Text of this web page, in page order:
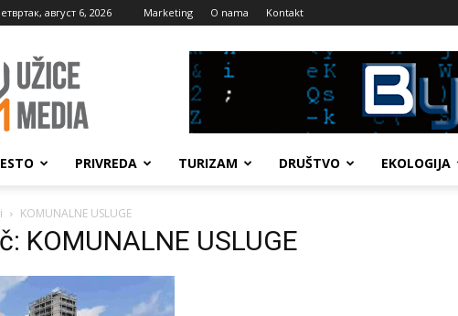
август 6, 2026 Marketing O nama Kontakt
UžiceMedia
PRIVREDA TURIZAM DRUŠTVO EKOLOGIJA
KOMUNALNE USLUGE
KOMUNALNE USLUGE